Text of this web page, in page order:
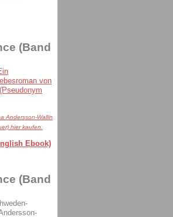
(Band
Andersson-Wallin
hier kaufen.
Ebook)
(Band